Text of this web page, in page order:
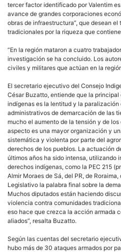
tercer factor identificado por Valentim
avance de grandes corporaciones
obras de infraestructura”, que desean
tradicionales por la riqueza que
“En la región mataron a cuatro
investigación se ha concluido. Los
civiles y militares que actúan en la
El secretario ejecutivo del Consejo
César Buzatto, entiende que la
indígenas es la lentitud y la
administrativos de demarcación de las
mucho el aumento de la tensión y de
aspecto es una mayor organización y
sistemática y violenta por parte del
derechos de los pueblos. La actuación
últimos años ha sido intensa, utilizando
derechos indígenas, como la PEC 215
Almir Moraes de Sá, del PR, de
Legislativo la palabra final sobre la
Muchos diputados están haciendo
violencia contra comunidades
eso hace que crezca la acción armada
aliados”, resalta Buzatto.
Según las cuentas del secretario
hubo más de 30 ataques armados por